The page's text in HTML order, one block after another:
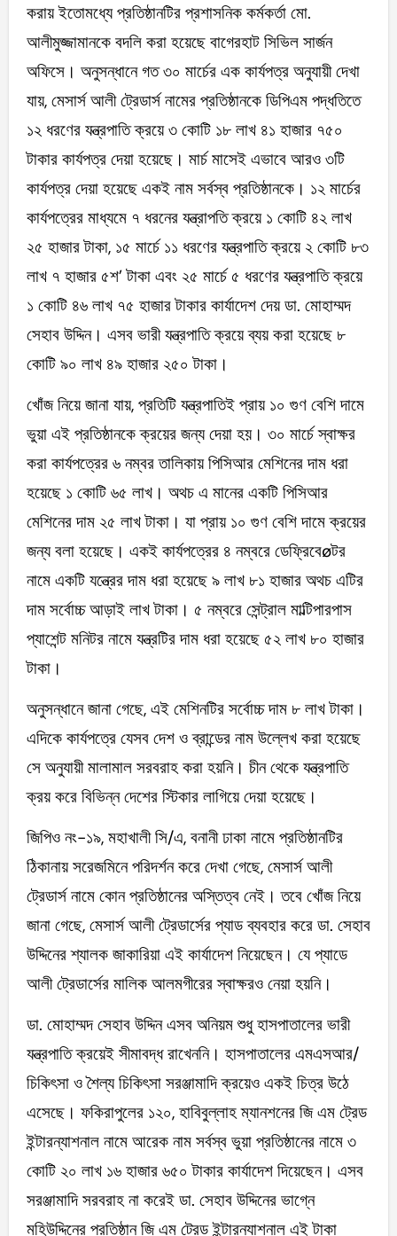
করায় ইতোমধ্যে প্রতিষ্ঠানটির প্রশাসনিক কর্মকর্তা মো.
আলীমুজ্জামানকে বদলি করা হয়েছে বাগেরহাট সিভিল সার্জন
অফিসে। অনুসন্ধানে গত ৩০ মার্চের এক কার্যপত্র অনুযায়ী দেখা
যায়, মেসার্স আলী ট্রেডার্স নামের প্রতিষ্ঠানকে ডিপিএম পদ্ধতিতে
১২ ধরণের যন্ত্রপাতি ক্রয়ে ৩ কোটি ১৮ লাখ ৪১ হাজার ৭৫০
টাকার কার্যপত্র দেয়া হয়েছে। মার্চ মাসেই এভাবে আরও ৩টি
কার্যপত্র দেয়া হয়েছে একই নাম সর্বস্ব প্রতিষ্ঠানকে। ১২ মার্চের
কার্যপত্রের মাধ্যমে ৭ ধরনের যন্ত্রাপতি ক্রয়ে ১ কোটি ৪২ লাখ
২৫ হাজার টাকা, ১৫ মার্চে ১১ ধরণের যন্ত্রপাতি ক্রয়ে ২ কোটি ৮৩
লাখ ৭ হাজার ৫শ’ টাকা এবং ২৫ মার্চে ৫ ধরণের যন্ত্রপাতি ক্রয়ে
১ কোটি ৪৬ লাখ ৭৫ হাজার টাকার কার্যাদেশ দেয় ডা. মোহাম্মদ
সেহাব উদ্দিন। এসব ভারী যন্ত্রপাতি ক্রয়ে ব্যয় করা হয়েছে ৮
কোটি ৯০ লাখ ৪৯ হাজার ২৫০ টাকা।
খোঁজ নিয়ে জানা যায়, প্রতিটি যন্ত্রপাতিই প্রায় ১০ গুণ বেশি দামে
ভুয়া এই প্রতিষ্ঠানকে ক্রয়ের জন্য দেয়া হয়। ৩০ মার্চে স্বাক্ষর
করা কার্যপত্রের ৬ নম্বর তালিকায় পিসিআর মেশিনের দাম ধরা
হয়েছে ১ কোটি ৬৫ লাখ। অথচ এ মানের একটি পিসিআর
মেশিনের দাম ২৫ লাখ টাকা। যা প্রায় ১০ গুণ বেশি দামে ক্রয়ের
জন্য বলা হয়েছে। একই কার্যপত্রের ৪ নম্বরে ডেফ্রিবেøটর
নামে একটি যন্ত্রের দাম ধরা হয়েছে ৯ লাখ ৮১ হাজার অথচ এটির
দাম সর্বোচ্চ আড়াই লাখ টাকা। ৫ নম্বরে সেন্ট্রাল মাল্টিপারপাস
প্যাশেন্ট মনিটর নামে যন্ত্রটির দাম ধরা হয়েছে ৫২ লাখ ৮০ হাজার
টাকা।
অনুসন্ধানে জানা গেছে, এই মেশিনটির সর্বোচ্চ দাম ৮ লাখ টাকা।
এদিকে কার্যপত্রে যেসব দেশ ও ব্রান্ডের নাম উল্লেখ করা হয়েছে
সে অনুযায়ী মালামাল সরবরাহ করা হয়নি। চীন থেকে যন্ত্রপাতি
ক্রয় করে বিভিন্ন দেশের স্টিকার লাগিয়ে দেয়া হয়েছে।
জিপিও নং-১৯, মহাখালী সি/এ, বনানী ঢাকা নামে প্রতিষ্ঠানটির
ঠিকানায় সরেজমিনে পরিদর্শন করে দেখা গেছে, মেসার্স আলী
ট্রেডার্স নামে কোন প্রতিষ্ঠানের অস্তিত্ব নেই। তবে খোঁজ নিয়ে
জানা গেছে, মেসার্স আলী ট্রেডার্সের প্যাড ব্যবহার করে ডা. সেহাব
উদ্দিনের শ্যালক জাকারিয়া এই কার্যাদেশ নিয়েছেন। যে প্যাডে
আলী ট্রেডার্সের মালিক আলমগীরের স্বাক্ষরও নেয়া হয়নি।
ডা. মোহাম্মদ সেহাব উদ্দিন এসব অনিয়ম শুধু হাসপাতালের ভারী
যন্ত্রপাতি ক্রয়েই সীমাবদ্ধ রাখেননি। হাসপাতালের এমএসআর/
চিকিৎসা ও শৈল্য চিকিৎসা সরঞ্জামাদি ক্রয়েও একই চিত্র উঠে
এসেছে। ফকিরাপুলের ১২০, হাবিবুল্লাহ ম্যানশনের জি এম ট্রেড
ইন্টারন্যাশনাল নামে আরেক নাম সর্বস্ব ভুয়া প্রতিষ্ঠানের নামে ৩
কোটি ২০ লাখ ১৬ হাজার ৬৫০ টাকার কার্যাদেশ দিয়েছেন। এসব
সরঞ্জামাদি সরবরাহ না করেই ডা. সেহাব উদ্দিনের ভাগ্নে
মহিউদ্দিনের প্রতিষ্ঠান জি এম ট্রেড ইন্টারন্যাশনাল এই টাকা